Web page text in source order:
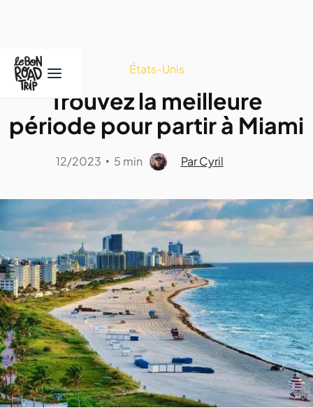
États-Unis
Trouvez la meilleure
période pour partir à Miami
12/2023 • 5 min Par Cyril